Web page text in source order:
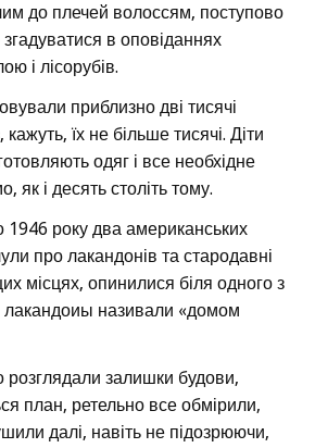
до плечей волоссям, поступово
в оповіданнях
і лісорубів.
приблизно дві тисячі
їх не більше тисячі. Діти
одяг і все необхідне
як і десять століть тому.
1946 року два американських
про лакандонів та стародавні
місцях, опинилися біля одного з
лакандоиы називали «домом
розглядали залишки будови,
план, ретельно все обмірили,
далі, навіть не підозрюючи,